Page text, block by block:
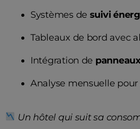
Systèmes de suivi
Tableaux de bord avec
Intégration de
Analyse mensuelle pour
Un hôtel qui suit sa